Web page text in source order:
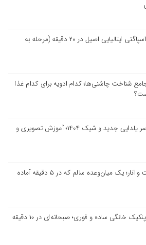
طرز تهیه اسپاگتی ایتالیایی اصیل در ۲۰ دقیقه (مرحله به
شناخت چاشنی‌ها؛ کدام ادویه برای کدام غذا
۱۰ مدل دسر یلدایی جدید و شیک ۱۴۰۴؛ آموزش تصویری و
دسر ماست و انار؛ یک میان‌وعده سالم که در ۵ دقیقه آماده
خانگی ساده و فوری؛ صبحانه‌ای در ۱۰ دقیقه